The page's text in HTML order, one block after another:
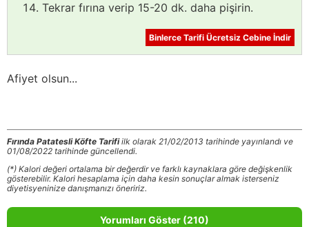
Tekrar fırına verip 15-20 dk. daha pişirin.
Binlerce Tarifi Ücretsiz Cebine İndir
Afiyet olsun...
Fırında Patatesli Köfte Tarifiilk olarak 21/02/2013 tarihinde yayınlandı ve
01/08/2022 tarihinde güncellendi.
(*) Kalori değeri ortalama bir değerdir ve farklı kaynaklara göre değişkenlik
gösterebilir. Kalori hesaplama için daha kesin sonuçlar almak isterseniz
diyetisyeninize danışmanızı öneririz.
Yorumları Göster (210)